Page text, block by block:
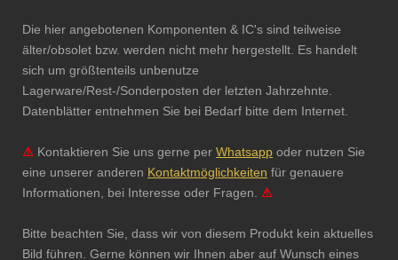
Die hier angebotenen Komponenten & IC's sind teilweise
älter/obsolet bzw. werden nicht mehr hergestellt. Es handelt
sich um größtenteils unbenutze
Lagerware/Rest-/Sonderposten der letzten Jahrzehnte.
Datenblätter entnehmen Sie bei Bedarf bitte dem Internet.
⚠ Kontaktieren Sie uns gerne per Whatsapp oder nutzen Sie
eine unserer anderen Kontaktmöglichkeiten für genauere
Informationen, bei Interesse oder Fragen. ⚠
Bitte beachten Sie, dass wir von diesem Produkt kein aktuelles
Bild führen. Gerne können wir Ihnen aber auf Wunsch eines